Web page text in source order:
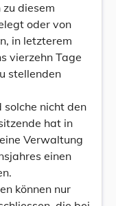
diesem
oder von
in letzterem
vierzehn Tage
stellenden
nicht den
hat in
Verwaltung
einen
können nur